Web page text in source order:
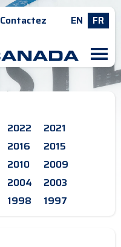
Contactez EN FR
M
2022
2021
2016
2015
2010
2009
2004
2003
1998 1997